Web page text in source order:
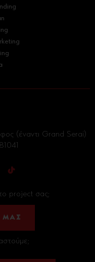
(έναντι Grand Serai)
project σας;
ΜΑΣ